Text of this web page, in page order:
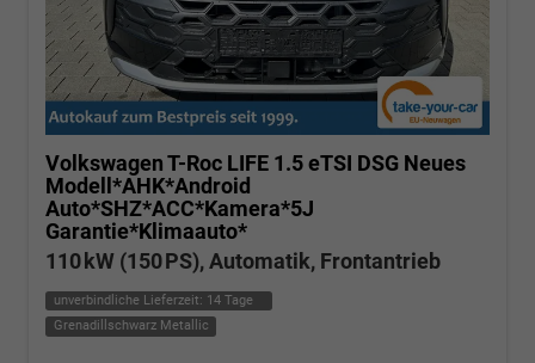
Volkswagen T-Roc LIFE 1.5 eTSI DSG Neues
Modell*AHK*Android
Auto*SHZ*ACC*Kamera*5J
Garantie*Klimaauto*
110 kW (150 PS), Automatik, Frontantrieb
unverbindliche Lieferzeit: 14 Tage
Grenadillschwarz Metallic